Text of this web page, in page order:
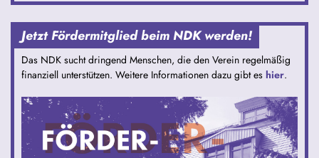
Jetzt Fördermitglied beim NDK werden!
Das NDK sucht dringend Menschen, die den Verein regelmäßig
finanziell unterstützen. Weitere Informationen dazu gibt es hier.